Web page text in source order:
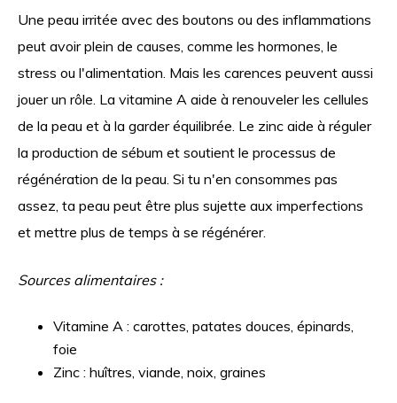
Une peau irritée avec des boutons ou des inflammations
peut avoir plein de causes, comme les hormones, le
stress ou l'alimentation. Mais les carences peuvent aussi
jouer un rôle. La vitamine A aide à renouveler les cellules
de la peau et à la garder équilibrée. Le zinc aide à réguler
la production de sébum et soutient le processus de
régénération de la peau. Si tu n'en consommes pas
assez, ta peau peut être plus sujette aux imperfections
et mettre plus de temps à se régénérer.
Sources alimentaires :
Vitamine A : carottes, patates douces, épinards,
foie
Zinc : huîtres, viande, noix, graines